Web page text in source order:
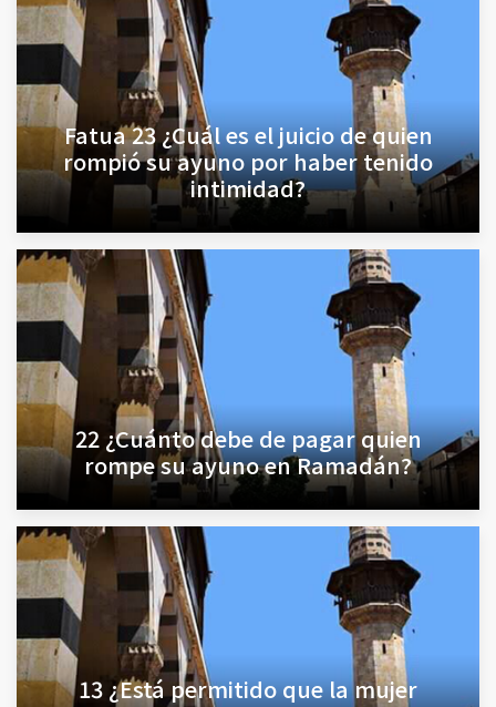
Fatua 23 ¿Cuál es el juicio de quien
rompió su ayuno por haber tenido
intimidad?
22 ¿Cuánto debe de pagar quien
rompe su ayuno en Ramadán?
13 ¿Está permitido que la mujer